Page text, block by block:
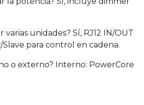
unidades? Sí, RJ12 IN/OUT
para control en cadena.
o externo? Interno: PowerCore